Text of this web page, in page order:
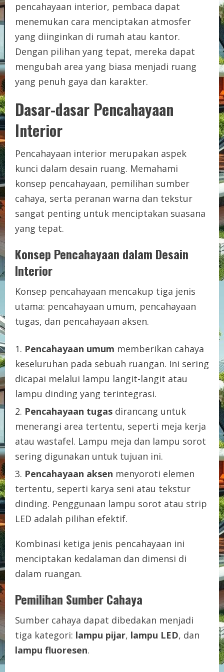
pencahayaan interior, pembaca dapat
menemukan cara menciptakan atmosfer
yang diinginkan di rumah atau kantor.
Dengan pilihan yang tepat, mereka dapat
mengubah area yang biasa menjadi ruang
yang penuh gaya dan karakter.
Dasar-dasar Pencahayaan
Interior
Pencahayaan interior merupakan aspek
kunci dalam desain ruang. Memahami
konsep pencahayaan, pemilihan sumber
cahaya, serta peranan warna dan tekstur
sangat penting untuk menciptakan suasana
yang tepat.
Konsep Pencahayaan dalam Desain
Interior
Konsep pencahayaan mencakup tiga jenis
utama: pencahayaan umum, pencahayaan
tugas, dan pencahayaan aksen.
Pencahayaan umum memberikan cahaya
keseluruhan pada sebuah ruangan. Ini sering
dicapai melalui lampu langit-langit atau
lampu dinding yang terintegrasi.
Pencahayaan tugas dirancang untuk
menerangi area tertentu, seperti meja kerja
atau wastafel. Lampu meja dan lampu sorot
sering digunakan untuk tujuan ini.
Pencahayaan aksen menyoroti elemen
tertentu, seperti karya seni atau tekstur
dinding. Penggunaan lampu sorot atau strip
LED adalah pilihan efektif.
Kombinasi ketiga jenis pencahayaan ini
menciptakan kedalaman dan dimensi di
dalam ruangan.
Pemilihan Sumber Cahaya
Sumber cahaya dapat dibedakan menjadi
tiga kategori: lampu pijar, lampu LED, dan
lampu fluoresen.